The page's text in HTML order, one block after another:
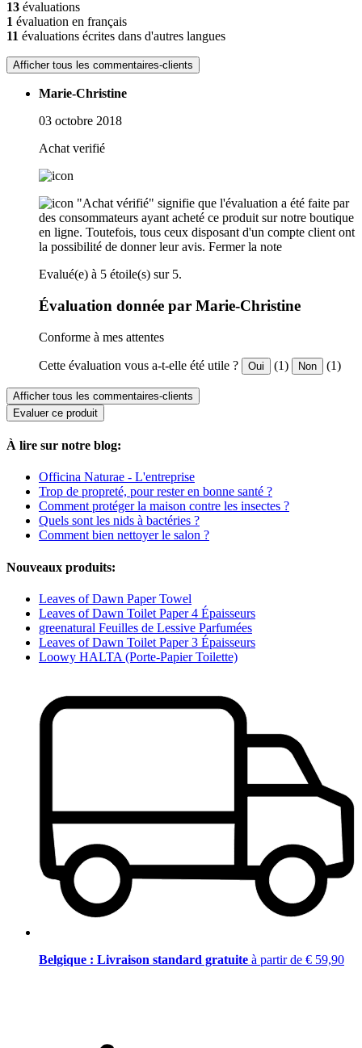
13 évaluations
1 évaluation en français
11 évaluations écrites dans d'autres langues
Afficher tous les commentaires-clients
Marie-Christine
03 octobre 2018
Achat verifié
"Achat vérifié" signifie que l'évaluation a été faite par
des consommateurs ayant acheté ce produit sur notre boutique
en ligne. Toutefois, tous ceux disposant d'un compte client ont
la possibilité de donner leur avis. Fermer la note
Evalué(e) à 5 étoile(s) sur 5.
Évaluation donnée par Marie-Christine
Conforme à mes attentes
Cette évaluation vous a-t-elle été utile ? Oui (1) Non (1)
Afficher tous les commentaires-clients
Evaluer ce produit
À lire sur notre blog:
Officina Naturae - L'entreprise
Trop de propreté, pour rester en bonne santé ?
Comment protéger la maison contre les insectes ?
Quels sont les nids à bactéries ?
Comment bien nettoyer le salon ?
Nouveaux produits:
Leaves of Dawn Paper Towel
Leaves of Dawn Toilet Paper 4 Épaisseurs
greenatural Feuilles de Lessive Parfumées
Leaves of Dawn Toilet Paper 3 Épaisseurs
Loowy HALTA (Porte-Papier Toilette)
Belgique : Livraison standard gratuite à partir de € 59,90